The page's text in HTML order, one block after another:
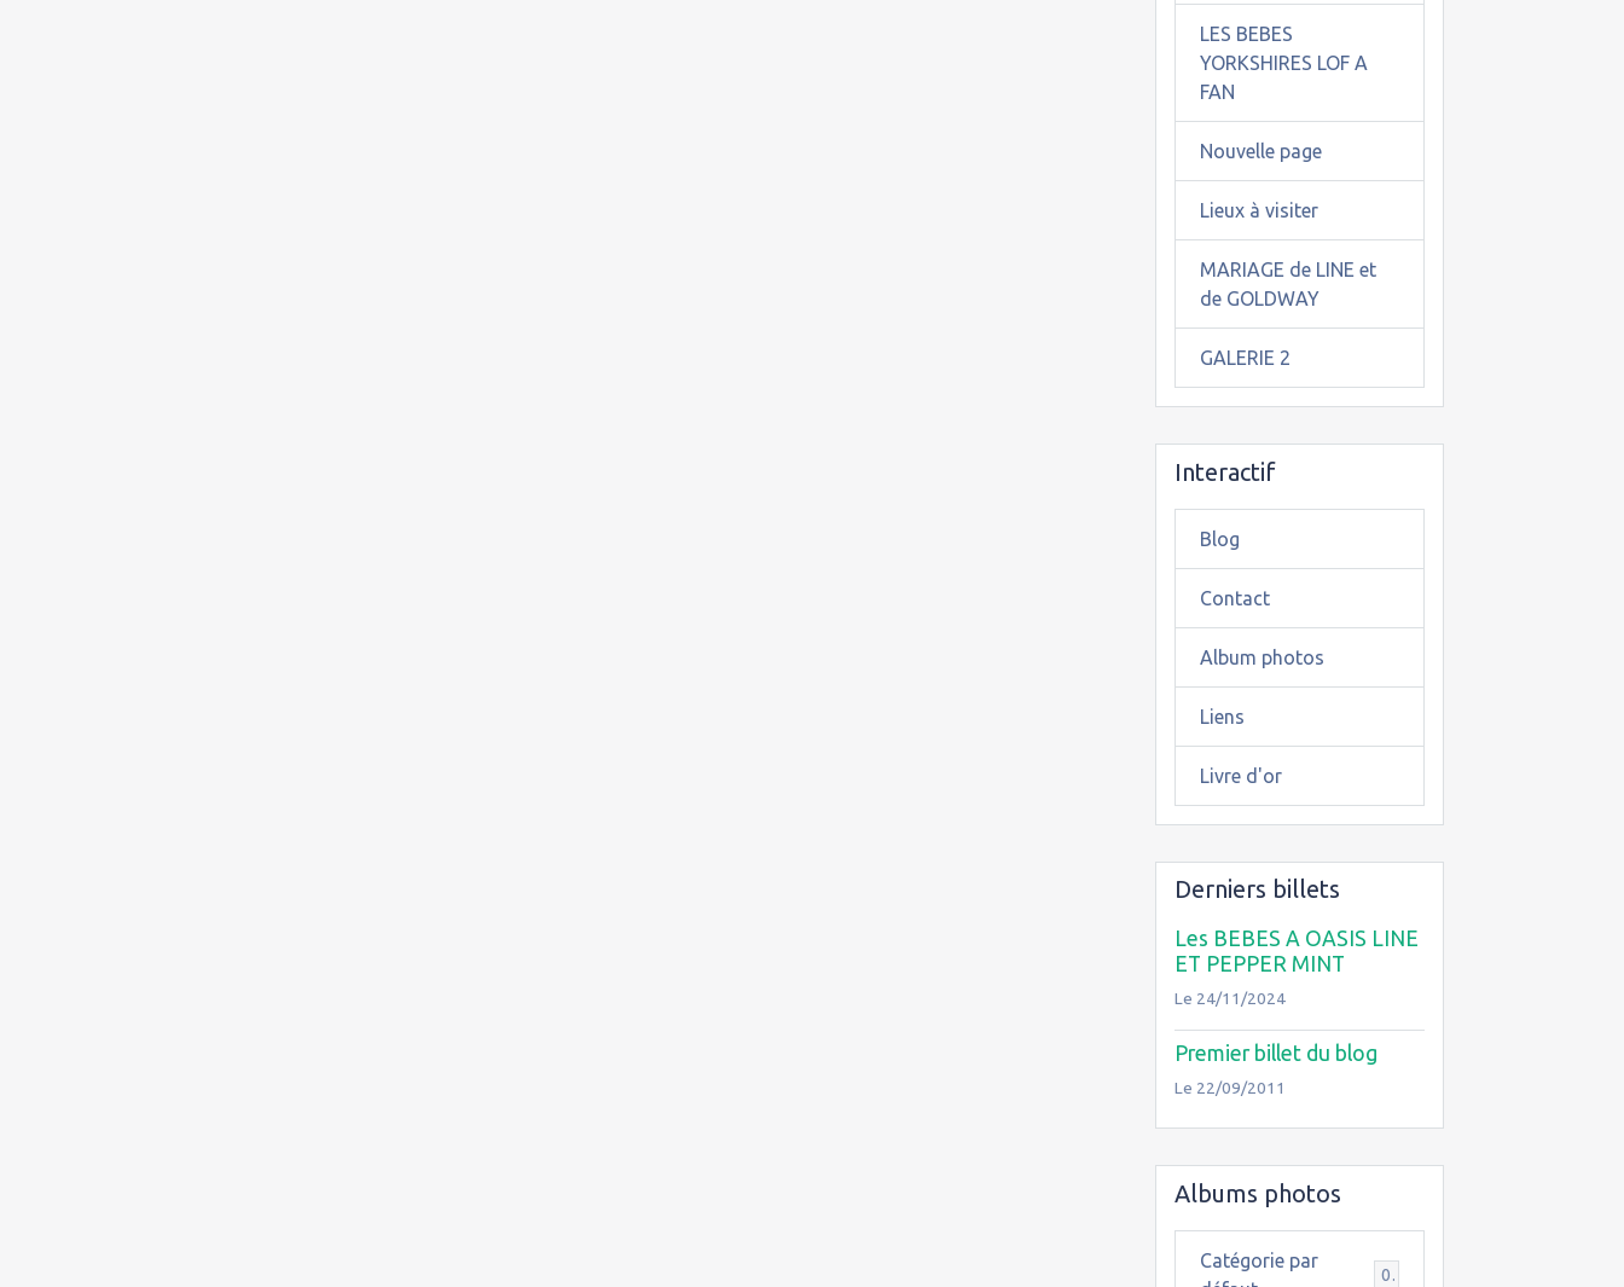
LES BEBES
YORKSHIRES LOF A
FAN
Nouvelle page
Lieux à visiter
MARIAGE de LINE et
de GOLDWAY
GALERIE 2
Interactif
Blog
Contact
Album photos
Liens
Livre d'or
Derniers billets
Les BEBES A OASIS LINE
ET PEPPER MINT
Le 24/11/2024
Premier billet du blog
Le 22/09/2011
Albums photos
Catégorie par
0